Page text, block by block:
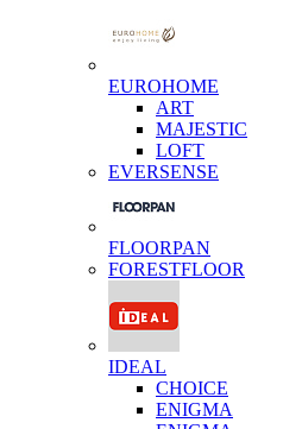
EUROHOME
ART
MAJESTIC
LOFT
EVERSENSE
FLOORPAN
FORESTFLOOR
IDEAL
CHOICE
ENIGMA